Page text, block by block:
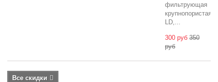
фильтрующая
крупнопористая
LD,...
300 руб 350
руб
Все скидки